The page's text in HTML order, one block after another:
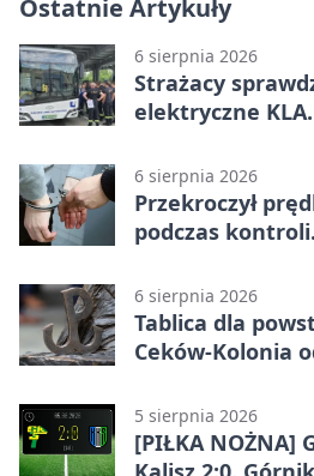
Ostatnie Artykuły
6 sierpnia 2026
Strażacy
elektryczne
6 sierpnia 2026
Przekroczył
podczas
6 sierpnia 2026
Tablica dla
Ceków-Kolonia
5 sierpnia 2026
[PIŁKA NOŻNA]